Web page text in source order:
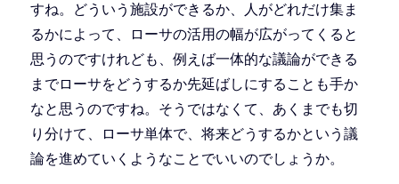
すね。どういう施設ができるか、人がどれだけ集ま
るかによって、ローサの活用の幅が広がってくると
思うのですけれども、例えば一体的な議論ができる
までローサをどうするか先延ばしにすることも手か
なと思うのですね。そうではなくて、あくまでも切
り分けて、ローサ単体で、将来どうするかという議
論を進めていくようなことでいいのでしょうか。